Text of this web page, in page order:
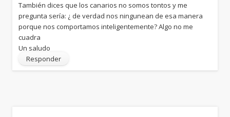
También dices que los canarios no somos tontos y me
pregunta sería: ¿ de verdad nos ningunean de esa manera
porque nos comportamos inteligentemente? Algo no me
cuadra
Un saludo
Responder